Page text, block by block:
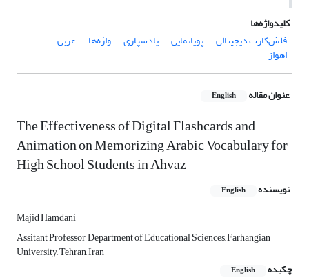
کلیدواژه‌ها
فلش‌کارت دیجیتالی
پویانمایی یادسپاری واژه‌ها عربی
اهواز
عنوان مقاله English
The Effectiveness of Digital Flashcards and
Animation on Memorizing Arabic Vocabulary for
High School Students in Ahvaz
نویسنده English
Majid Hamdani
Assitant Professor, Department of Educational Sciences, Farhangian
University, Tehran, Iran
چکیده
English